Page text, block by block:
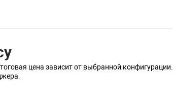
цена зависит от выбранной конфигурации.